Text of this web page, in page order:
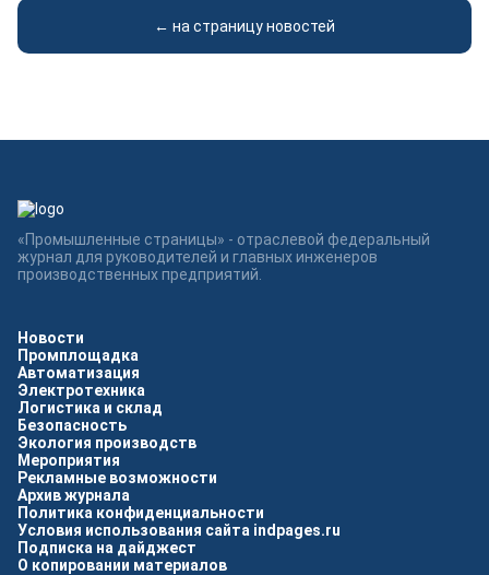
← на страницу новостей
Новости
Промплощадка
Автоматизация
Электротехника
Логистика и склад
Безопасность
Экология производств
Мероприятия
Рекламные возможности
Архив журнала
Политика конфиденциальности
Условия использования сайта indpages.ru
Подписка на дайджест
О копировании материалов
«Промышленные страницы» - отраслевой федеральный
журнал для руководителей и главных инженеров
производственных предприятий.